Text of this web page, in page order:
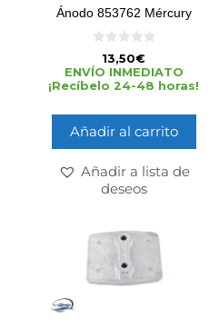
Ánodo 853762 Mércury
d
e
5
13,50€
ENVÍO INMEDIATO
¡Recíbelo 24-48 horas!
Añadir al carrito
Añadir a lista de
deseos